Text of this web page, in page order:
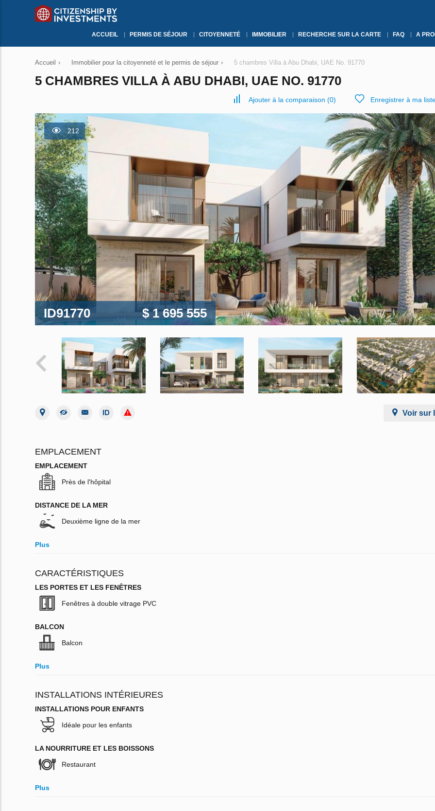
ACCUEIL PERMIS DE SÉJOUR CITOYENNETÉ IMMOBILIER RECHERCHE SUR LA CARTE FAQ A
Accueil › Immobilier pour la citoyenneté et le permis de séjour › 5 chambres Villa à Abu Dhabi, UAE No. 91770
5 CHAMBRES VILLA À ABU DHABI, UAE NO. 91770
Ajouter à la comparaison (0) Enregistrer à ma
212
ID91770 $ 1 695 555
Voir sur
EMPLACEMENT
EMPLACEMENT
Près de l'hôpital
DISTANCE DE LA MER
Deuxième ligne de la mer
Plus
CARACTÉRISTIQUES
LES PORTES ET LES FENÊTRES
Fenêtres à double vitrage PVC
BALCON
Balcon
Plus
INSTALLATIONS INTÉRIEURES
INSTALLATIONS POUR ENFANTS
Idéale pour les enfants
LA NOURRITURE ET LES BOISSONS
Restaurant
Plus